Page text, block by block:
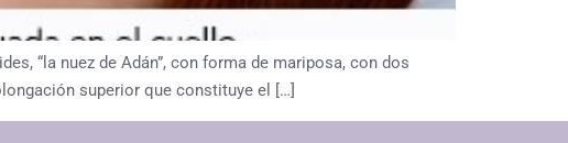
“la nuez de Adán”, con forma de mariposa, con dos
superior que constituye el […]